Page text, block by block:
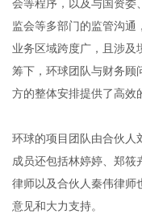
会等程序，以及与国资委
监会等多部门的监管沟通
业务区域跨度广，且涉及
筹下，环球团队与财务顾
方的整体安排提供了高效
环球的项目团队由合伙人
成员还包括林婷婷、郑筱
律师以及合伙人秦伟律师
意见和大力支持。